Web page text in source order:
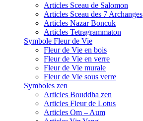
Articles Sceau de Salomon
Articles Sceau des 7 Archanges
Articles Nazar Boncuk
Articles Tetragrammaton
Symbole Fleur de Vie
Fleur de Vie en bois
Fleur de Vie en verre
Fleur de Vie murale
Fleur de Vie sous verre
Symboles zen
Articles Bouddha zen
Articles Fleur de Lotus
Articles Om – Aum